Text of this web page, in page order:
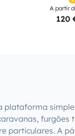
A partir
120
plataforma
furgões
particulares. A